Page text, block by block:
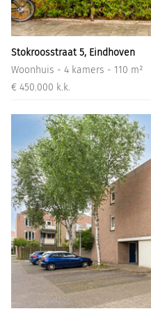
Stokroosstraat 5, Eindhoven
Woonhuis - 4 kamers - 110 m²
€ 450.000 k.k.